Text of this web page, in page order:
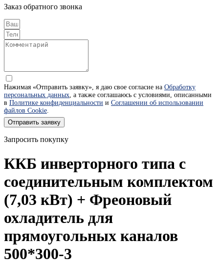
Заказ обратного звонка
Нажимая «Отправить заявку», я даю свое согласие на Обработку
персональных данных, а также соглашаюсь с условиями, описанными
в Политике конфиденциальности и Соглашении об использовании
файлов Cookie.
Отправить заявку
Запросить покупку
ККБ инверторного типа с
соединительным комплектом
(7,03 кВт) + Фреоновый
охладитель для
прямоугольных каналов
500*300-3